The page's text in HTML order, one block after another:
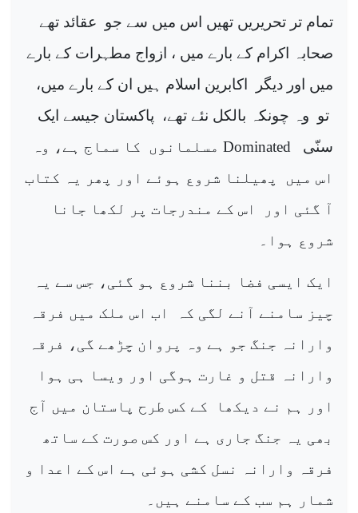
تمام تر تحریریں تھیں اس میں سے جو عقائد تھے
صحابہ اکرام کے بارے میں ، ازواج مطہرات کے بارے
میں اور دیگر
اکابرین اسلام ہیں ان کے بارے میں،
تو وہ چونکہ بالکل نئے تھے،
پاکستان جیسے ایک
سنّی
Dominated مسلمانوں
کا سماج ہے، وہ
اس میں
پھیلنا شروع ہوئے اور پھر یہ کتاب
آ گئی اور
اس کے مندرجات پر لکھا جانا
شروع ہوا۔
ایک ایسی فضا بننا شروع ہو گئی، جس سے یہ
چیز سامنے آنے لگی کہ
اب اس ملک میں فرقہ
وارانہ جنگ جو ہے وہ پروان چڑھے گی، فرقہ
وارانہ قتل و غارت ہوگی اور ویسا ہی ہوا
اور ہم نے دیکھا
کے کس طرح پاستان میں آج
بھی یہ جنگ جاری ہے اور کس صورت کے ساتھ
فرقہ وارانہ نسل کشی ہوئی ہے اس کے اعدا و
شمار ہم سب کے سامنے ہیں۔